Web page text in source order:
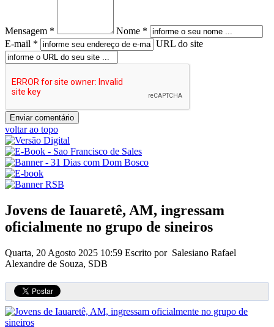
Mensagem *
Nome *
E-mail *
URL do site
voltar ao topo
Jovens de Iauaretê, AM, ingressam
oficialmente no grupo de sineiros
Quarta, 20 Agosto 2025 10:59 Escrito por Salesiano Rafael
Alexandre de Souza, SDB